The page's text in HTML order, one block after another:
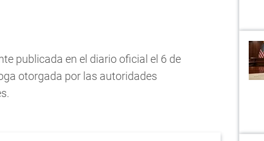
publicada en el diario oficial el 6 de
otorgada por las autoridades